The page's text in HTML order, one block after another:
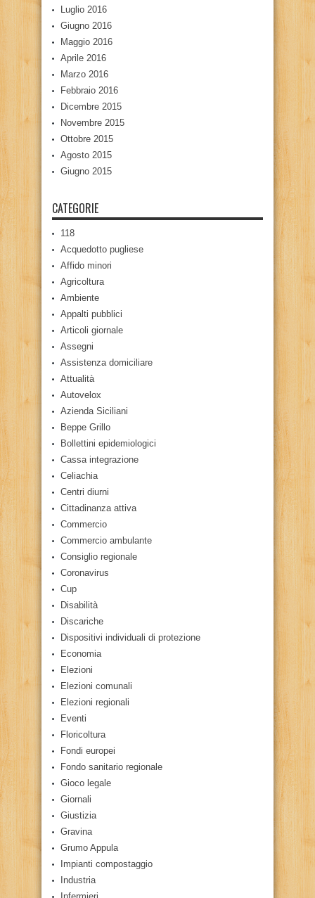
Luglio 2016
Giugno 2016
Maggio 2016
Aprile 2016
Marzo 2016
Febbraio 2016
Dicembre 2015
Novembre 2015
Ottobre 2015
Agosto 2015
Giugno 2015
CATEGORIE
118
Acquedotto pugliese
Affido minori
Agricoltura
Ambiente
Appalti pubblici
Articoli giornale
Assegni
Assistenza domiciliare
Attualità
Autovelox
Azienda Siciliani
Beppe Grillo
Bollettini epidemiologici
Cassa integrazione
Celiachia
Centri diurni
Cittadinanza attiva
Commercio
Commercio ambulante
Consiglio regionale
Coronavirus
Cup
Disabilità
Discariche
Dispositivi individuali di protezione
Economia
Elezioni
Elezioni comunali
Elezioni regionali
Eventi
Floricoltura
Fondi europei
Fondo sanitario regionale
Gioco legale
Giornali
Giustizia
Gravina
Grumo Appula
Impianti compostaggio
Industria